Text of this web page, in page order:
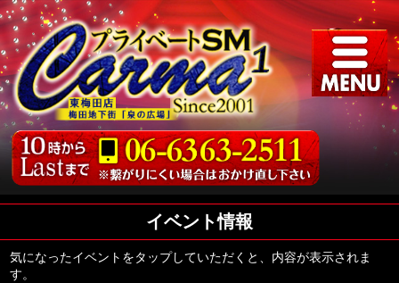
イベント情報
気になったイベントをタップしていただくと、内容が表示されま
す。